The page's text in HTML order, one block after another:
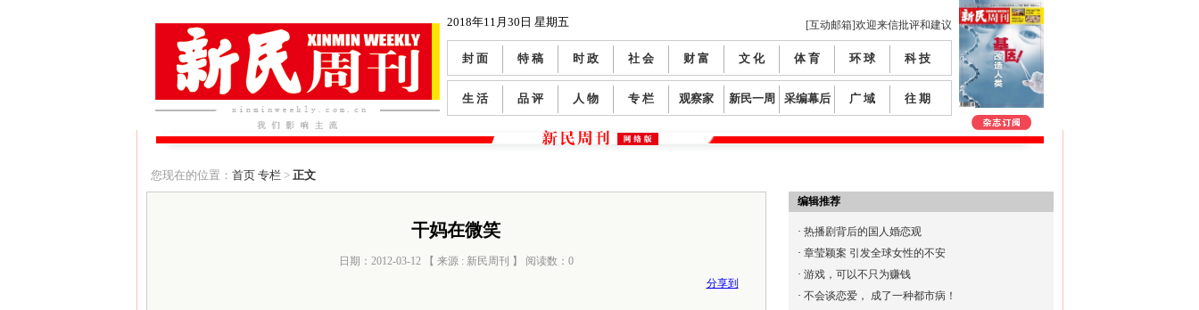
2018年11月30日 星期五 [互动邮箱]欢迎来信批评和建议
封 面 特 稿 时 政 社 会 财 富 文 化 体 育 环 球 科 技
生 活 品 评 人 物 专 栏 观察家 新民一周 采编幕后 广 域 往 期
您现在的位置： 首页 专栏> 正文
干妈在微笑
日期：2012-03-12 【 来源 : 新民周刊 】 阅读数： 0
分享到
编辑推荐
· 热播剧背后的国人婚恋观
· 章莹颖案 引发全球女性的不安
· 游戏，可以不只为赚钱
· 不会谈恋爱， 成了一种都市病！